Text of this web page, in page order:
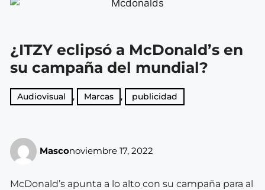
¿ITZY eclipsó a McDonald’s en
su campaña del mundial?
Audiovisual , Marcas , publicidad
Masconoviembre 17, 2022
McDonald’s apunta a lo alto con su campaña para al